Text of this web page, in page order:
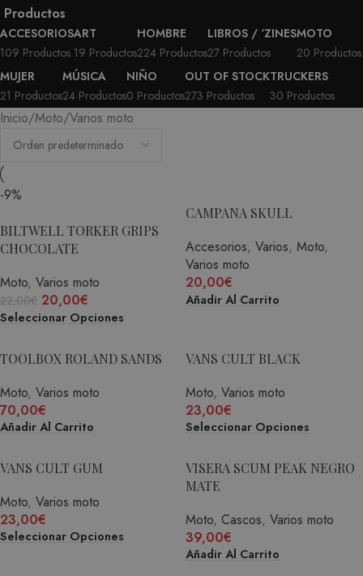
Productos
ACCESORIOS
109 Productos
ART
19 Productos
HOMBRE
224 Productos
LIBROS / ‘ZINES
27 Productos
MOTO
20 Productos
MUJER
21 Productos
MÚSICA
24 Productos
NIÑO
0 Productos
OUT OF STOCK
273 Productos
TRUCKERS
30 Productos
Inicio Moto Varios moto
-9%
BILTWELL TORKER GRIPS
CHOCOLATE
Moto, Varios moto
22,00€ 20,00€
Seleccionar Opciones
CAMPANA SKULL
Accesorios, Varios, Moto,
Varios moto
20,00€
Añadir Al Carrito
TOOLBOX ROLAND SANDS
Moto, Varios moto
70,00€
Añadir Al Carrito
VANS CULT BLACK
Moto, Varios moto
23,00€
Seleccionar Opciones
VANS CULT GUM
Moto, Varios moto
23,00€
Seleccionar Opciones
VISERA SCUM PEAK NEGRO
MATE
Moto, Cascos, Varios moto
39,00€
Añadir Al Carrito